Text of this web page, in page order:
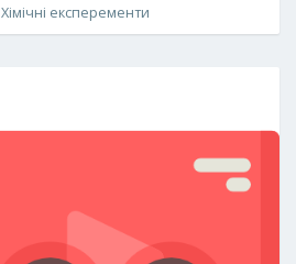
Хімічні експеременти